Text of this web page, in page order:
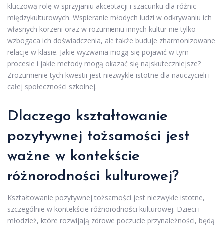
kluczową rolę w sprzyjaniu akceptacji i szacunku dla różnic
międzykulturowych. Wspieranie młodych ludzi w odkrywaniu ich
własnych korzeni oraz w rozumieniu innych kultur nie tylko
wzbogaca ich doświadczenia, ale także buduje zharmonizowane
relacje w klasie. Jakie wyzwania mogą się pojawić w tym
procesie i jakie metody mogą okazać się najskuteczniejsze?
Zrozumienie tych kwestii jest niezwykle istotne dla nauczycieli i
całej społeczności szkolnej.
Dlaczego kształtowanie
pozytywnej tożsamości jest
ważne w kontekście
różnorodności kulturowej?
Kształtowanie pozytywnej tożsamości jest niezwykle istotne,
szczególnie w kontekście różnorodności kulturowej. Dzieci i
młodzież, które rozwijają zdrowe poczucie przynależności, będą